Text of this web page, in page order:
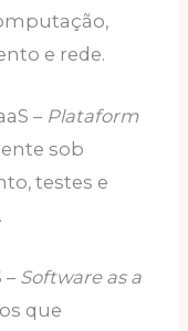
e rede.
– Plataform
sob
testes e
– Software as a
que